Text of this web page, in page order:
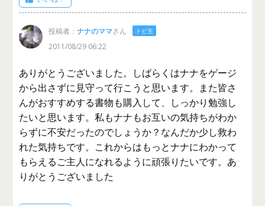
投稿者：ナナのママさん トピ主
2011/08/29 06:22
ありがとうございました。しばらくはナナをゲージ
から出さずに見守って行こうと思います。また皆さ
んがおすすめする書物も購入して、しっかり勉強し
たいと思います。私もナナもお互いの気持ちがわか
らずに不安だったのでしょうか？なんだか少し救わ
れた気持ちです。これからはもっとナナにわかって
もらえるご主人になれるように頑張りたいです。あ
りがとうございました